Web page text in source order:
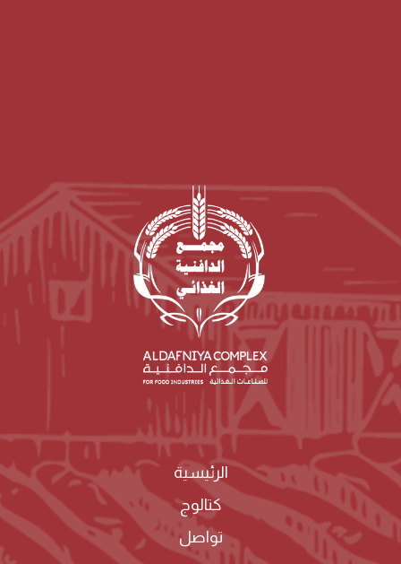
الرئيسية
كتالوج
تواصل